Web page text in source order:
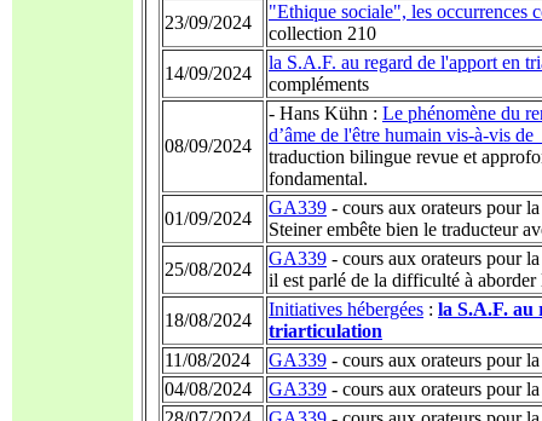
23/09/2024
"Ethique sociale", les occurrences
collection 210
14/09/2024
la S.A.F. au regard de l'apport en
compléments
08/09/2024
- Hans Kühn : Le phénomène du
d’âme de l'être humain vis-à-vis
traduction bilingue revue et
fondamental.
01/09/2024
GA339 - cours aux orateurs pour
Steiner embête bien le traducteur
25/08/2024
GA339 - cours aux orateurs pour
il est parlé de la difficulté à
18/08/2024
Initiatives hébergées : la S.A.F. au
triarticulation
11/08/2024
GA339 - cours aux orateurs pour
04/08/2024
GA339 - cours aux orateurs pour